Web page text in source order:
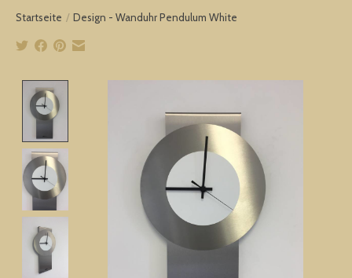
Startseite / Design - Wanduhr Pendulum White